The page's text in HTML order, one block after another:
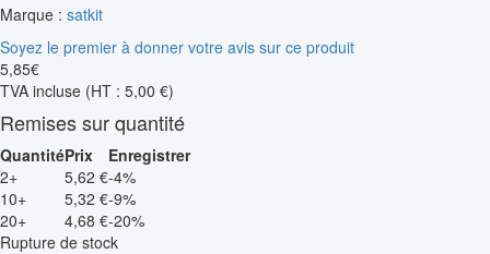
Marque : satkit
Soyez le premier à donner votre avis sur ce produit
5,85€
TVA incluse (HT : 5,00 €)
Remises sur quantité
QuantitéPrix
Enregistrer
2+
5,62 €-4%
10+
5,32 €-9%
20+
4,68 €-20%
Rupture de stock